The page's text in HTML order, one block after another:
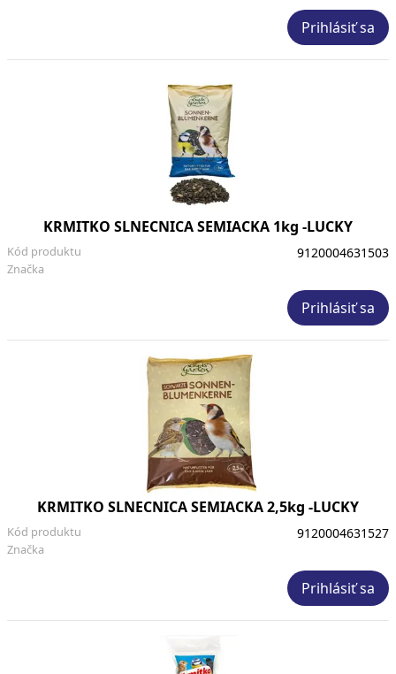
Prihlásiť sa
KRMITKO SLNECNICA SEMIACKA 1kg -LUCKY
Značka
Kód produktu 9120004631503
Prihlásiť sa
KRMITKO SLNECNICA SEMIACKA 2,5kg -LUCKY
Značka
Kód produktu 9120004631527
Prihlásiť sa